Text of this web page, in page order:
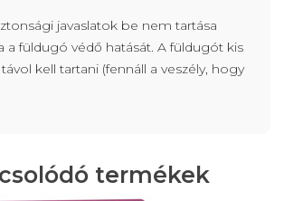
javaslatok be nem tartása
a füldugó védő hatását. A füldugót kis
kell tartani (fennáll a veszély, hogy
termékek